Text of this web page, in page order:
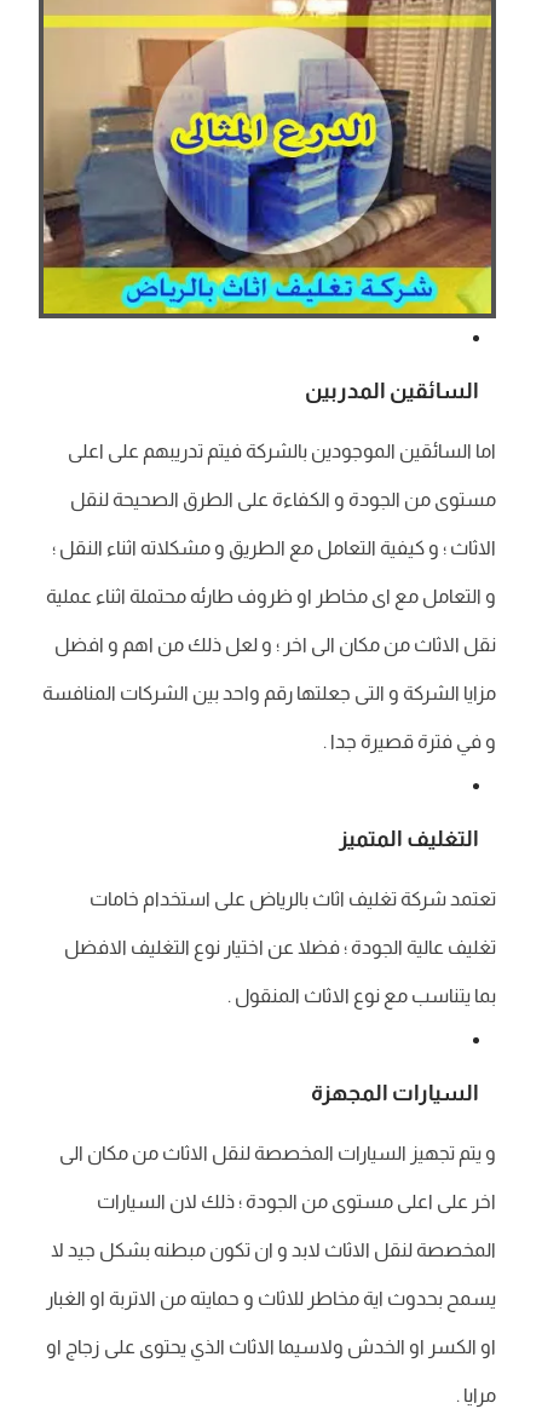
السائقين المدربين
اما السائقين الموجودين بالشركة فيتم تدريبهم على اعلى
مستوى من الجودة و الكفاءة على الطرق الصحيحة لنقل
الاثاث ؛ و كيفية التعامل مع الطريق و مشكلاته اثناء النقل ؛
و التعامل مع اى مخاطر او ظروف طارئه محتملة اثناء عملية
نقل الاثاث من مكان الى اخر ؛ و لعل ذلك من اهم و افضل
مزايا الشركة و التى جعلتها رقم واحد بين الشركات المنافسة
و في فترة قصيرة جدا .
التغليف المتميز
تعتمد شركة تغليف اثاث بالرياض على استخدام خامات
تغليف عالية الجودة ؛ فضلا عن اختيار نوع التغليف الافضل
بما يتناسب مع نوع الاثاث المنقول .
السيارات المجهزة
و يتم تجهيز السيارات المخصصة لنقل الاثاث من مكان الى
اخر على اعلى مستوى من الجودة ؛ ذلك لان السيارات
المخصصة لنقل الاثاث لابد و ان تكون مبطنه بشكل جيد لا
يسمح بحدوث اية مخاطر للاثاث و حمايته من الاتربة او الغبار
او الكسر او الخدش ولاسيما الاثاث الذي يحتوى على زجاج او
مرايا .